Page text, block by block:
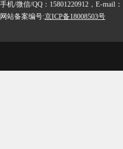
手机/微信/QQ：15801220912，E-mail：
网站备案编号:京ICP备18008503号